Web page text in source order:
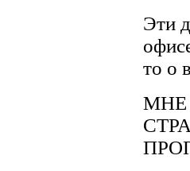
Эти
то о
МНЕ